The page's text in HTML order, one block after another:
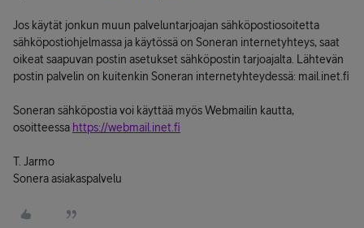
Jos käytät jonkun muun palveluntarjoajan sähköpostiosoitetta
sähköpostiohjelmassa ja käytössä on Soneran internetyhteys, saat
oikeat saapuvan postin asetukset sähköpostin tarjoajalta. Lähtevän
postin palvelin on kuitenkin Soneran internetyhteydessä: mail.inet.fi
Soneran sähköpostia voi käyttää myös Webmailin kautta,
osoitteessa https://webmail.inet.fi
T. Jarmo
Sonera asiakaspalvelu